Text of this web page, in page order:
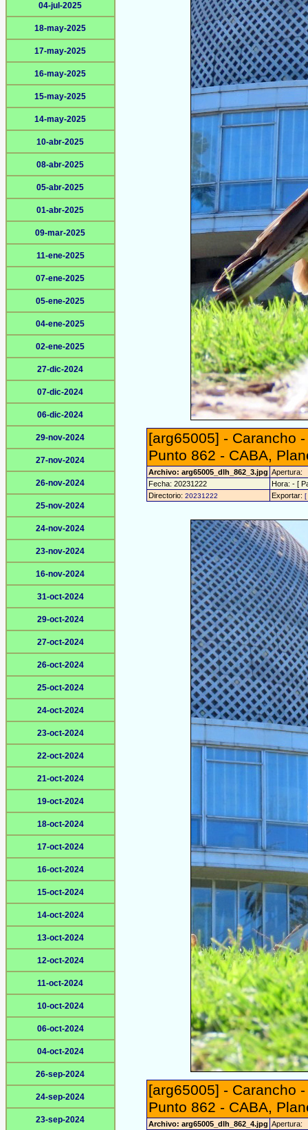
04-jul-2025
18-may-2025
17-may-2025
16-may-2025
15-may-2025
14-may-2025
10-abr-2025
08-abr-2025
05-abr-2025
01-abr-2025
09-mar-2025
11-ene-2025
07-ene-2025
05-ene-2025
04-ene-2025
02-ene-2025
27-dic-2024
07-dic-2024
06-dic-2024
29-nov-2024
27-nov-2024
26-nov-2024
25-nov-2024
24-nov-2024
23-nov-2024
16-nov-2024
31-oct-2024
29-oct-2024
27-oct-2024
26-oct-2024
25-oct-2024
24-oct-2024
23-oct-2024
22-oct-2024
21-oct-2024
19-oct-2024
18-oct-2024
17-oct-2024
16-oct-2024
15-oct-2024
14-oct-2024
13-oct-2024
12-oct-2024
11-oct-2024
10-oct-2024
06-oct-2024
04-oct-2024
26-sep-2024
24-sep-2024
23-sep-2024
[arg65005] - Carancho
Punto 862 - CABA,
Archivo: arg65005_dlh_862_3.jpg Apertura:
Fecha: 20231222
Hora: - [
Directorio: 20231222 Exportar: [
[arg65005] - Carancho
Punto 862 - CABA,
Archivo: arg65005_dlh_862_4.jpg Apertura: